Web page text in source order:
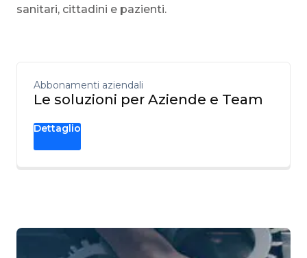
sanitari, cittadini e pazienti.
Abbonamenti aziendali
Le soluzioni per Aziende e Team
Dettaglio